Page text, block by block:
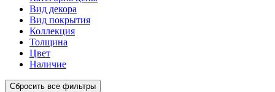
Вид декора
Вид покрытия
Коллекция
Толщина
Цвет
Наличие
Сбросить все фильтры